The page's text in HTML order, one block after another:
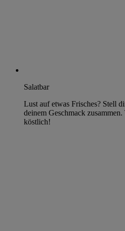
Salatbar
Lust auf etwas Frisches? Stell
deinem Geschmack
köstlich!